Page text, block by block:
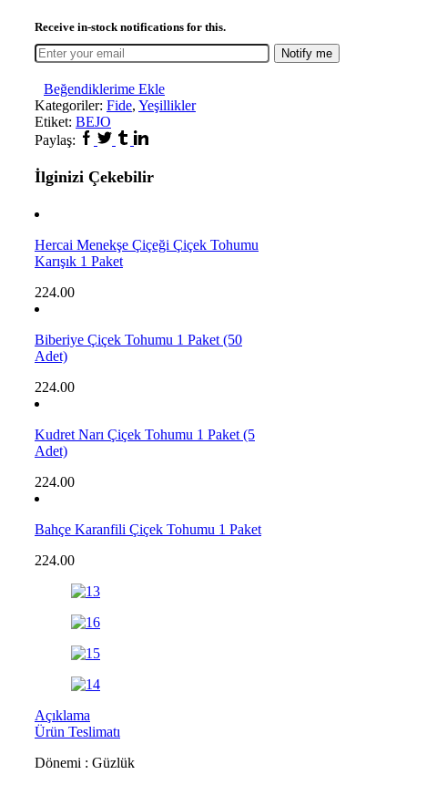
Receive in-stock notifications for this.
Notify me
Beğendiklerime Ekle
Kategoriler: Fide, Yeşillikler
Etiket: BEJO
Paylaş:
İlginizi Çekebilir
Hercai Menekşe Çiçeği Çiçek Tohumu
Karışık 1 Paket
224.00
Biberiye Çiçek Tohumu 1 Paket (50
Adet)
224.00
Kudret Narı Çiçek Tohumu 1 Paket (5
Adet)
224.00
Bahçe Karanfili Çiçek Tohumu 1 Paket
224.00
Açıklama
Ürün Teslimatı
Dönemi : Güzlük